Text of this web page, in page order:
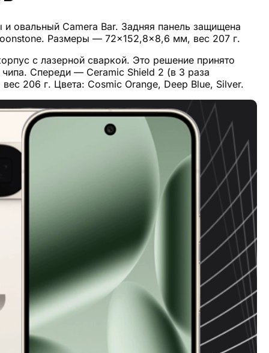
овальный Camera Bar. Задняя панель защищена
Размеры — 72×152,8×8,6 мм, вес 207 г.
с лазерной сваркой. Это решение принято
чипа. Спереди — Ceramic Shield 2 (в 3 раза
206 г. Цвета: Cosmic Orange, Deep Blue, Silver.